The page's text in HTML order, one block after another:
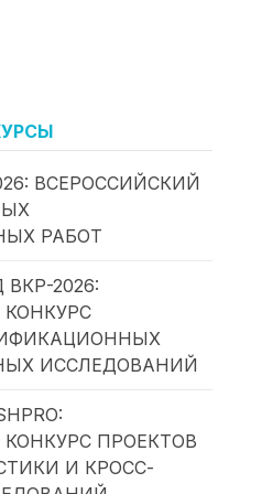
ВСЕРОССИЙСКИЙ
РАБОТ
ВКР-2026:
ИССЛЕДОВАНИЙ
ПРОЕКТОВ
И КРОСС-